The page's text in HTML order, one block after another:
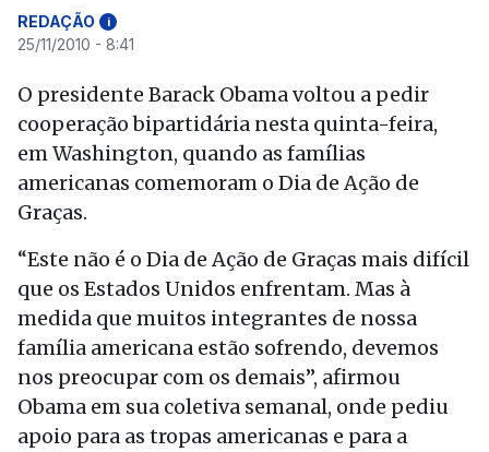
REDAÇÃO i
25/11/2010 - 8:41
O presidente Barack Obama voltou a pedir
cooperação bipartidária nesta quinta-feira,
em Washington, quando as famílias
americanas comemoram o Dia de Ação de
Graças.
“Este não é o Dia de Ação de Graças mais difícil
que os Estados Unidos enfrentam. Mas à
medida que muitos integrantes de nossa
família americana estão sofrendo, devemos
nos preocupar com os demais”, afirmou
Obama em sua coletiva semanal, onde pediu
apoio para as tropas americanas e para a